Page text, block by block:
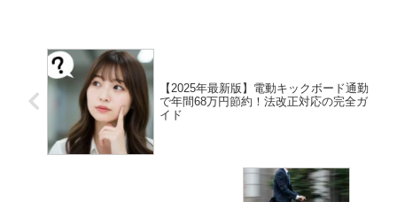
の時期も快適なキックボードラ
イフを！
【2025年最新版】電動キックボード通勤
で年間68万円節約！法改正対応の完全ガ
イド